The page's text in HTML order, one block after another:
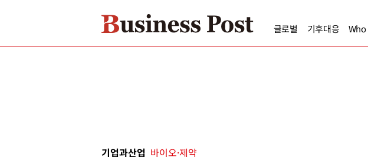
글로벌 기후대응 Who
기업과산업 바이오·제약